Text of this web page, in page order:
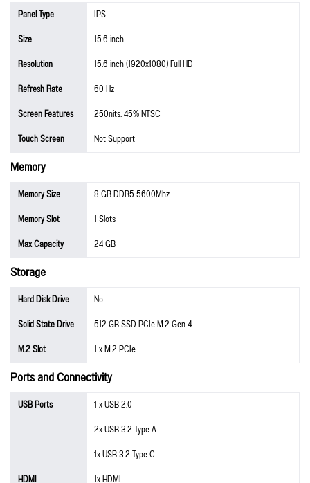
Panel Type
IPS
Size
15.6 inch
Resolution
15.6 inch (1920x1080) Full HD
Refresh Rate
60 Hz
Screen Features
250nits. 45% NTSC
Touch Screen
Not Support
Memory
Memory Size
8 GB DDR5 5600Mhz
Memory Slot
1 Slots
Max Capacity
24 GB
Storage
Hard Disk Drive
No
Solid State Drive
512 GB SSD PCIe M.2 Gen 4
M.2 Slot
1 x M.2 PCIe
Ports and Connectivity
USB Ports
1 x USB 2.0
2x USB 3.2 Type A
1x USB 3.2 Type C